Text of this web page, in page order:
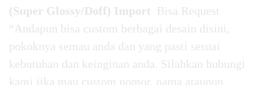
(Super Glossy/Doff) Import Bisa Request
“Andapun bisa custom berbagai desain disini,
pokoknya semau anda dan yang pasti sesuai
kebutuhan dan keinginan anda. Silahkan hubungi
kami jika mau custom nomor, nama ataupun